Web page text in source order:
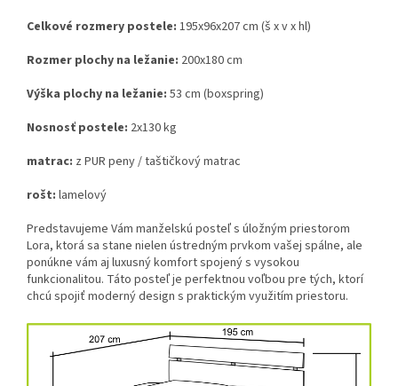
Celkové rozmery postele: 195x96x207 cm (š x v x hl)
Rozmer plochy na ležanie: 200x180 cm
Výška plochy na ležanie: 53 cm (boxspring)
Nosnosť postele: 2x130 kg
matrac: z PUR peny / taštičkový matrac
rošt: lamelový
Predstavujeme Vám manželskú posteľ s úložným priestorom
Lora, ktorá sa stane nielen ústredným prvkom vašej spálne, ale
ponúkne vám aj luxusný komfort spojený s vysokou
funkcionalitou. Táto posteľ je perfektnou voľbou pre tých, ktorí
chcú spojiť moderný design s praktickým využitím priestoru.